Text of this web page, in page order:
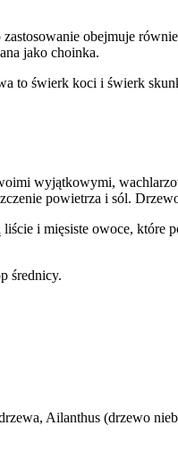
obejmuje
jako choinka.
to świerk koci i świerk
wyjątkowymi,
powietrza i sól.
i mięsiste owoce, które
średnicy.
Ailanthus (drzewo